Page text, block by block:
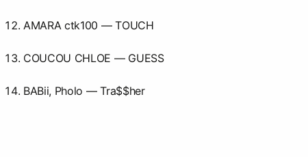
AMARA ctk100 — TOUCH
COUCOU CHLOE — GUESS
BABii, Pholo — Tra$$her